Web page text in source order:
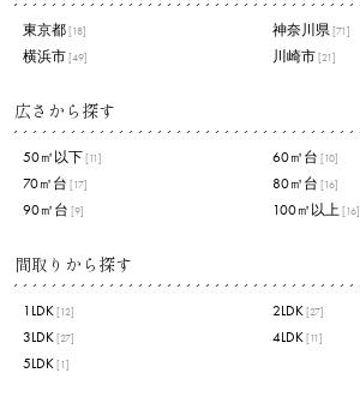
東京都 [18] 神奈川県 [71]
横浜市 [49] 川崎市 [21]
広さから探す
50㎡以下 [11] 60㎡台 [10]
70㎡台 [17] 80㎡台 [16]
90㎡台 [9] 100㎡以上 [16]
間取りから探す
1LDK [12] 2LDK [27]
3LDK [27] 4LDK [11]
5LDK [1]